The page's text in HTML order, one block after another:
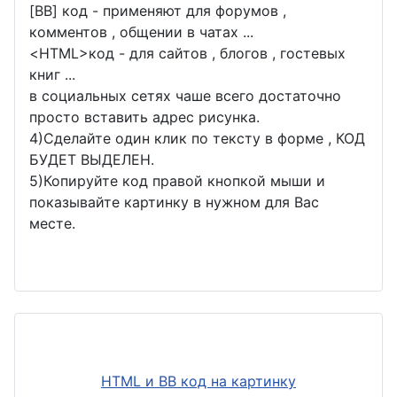
[BB] код - применяют для форумов ,
комментов , общении в чатах ...
<HTML>код - для сайтов , блогов , гостевых
книг ...
в социальных сетях чаше всего достаточно
просто вставить адрес рисунка.
4)Сделайте один клик по тексту в форме , КОД
БУДЕТ ВЫДЕЛЕН.
5)Копируйте код правой кнопкой мыши и
показывайте картинку в нужном для Вас
месте.
HTML и BB код на картинку